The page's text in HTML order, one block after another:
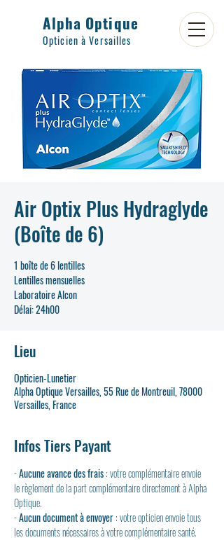
Alpha Optique
Opticien à Versailles
Air Optix Plus Hydraglyde
(Boîte de 6)
1 boîte de 6 lentilles
Lentilles mensuelles
Laboratoire Alcon
Délai: 24h00
Lieu
Opticien-Lunetier
Alpha Optique Versailles, 55 Rue de Montreuil, 78000
Versailles, France
Infos Tiers Payant
- Aucune avance des frais : votre complémentaire envoie
le règlement de la part complémentaire directement à Alpha
Optique.
- Aucun document à envoyer : votre opticien envoie tous
les documents nécessaires à votre complémentaire santé.